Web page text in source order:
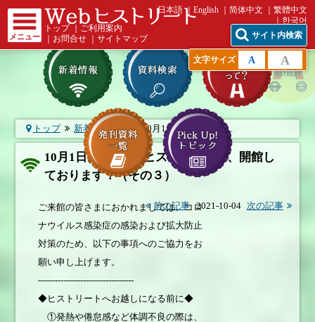
メニュー
トップ
ご利用案内
お問合せ ｜サイトマップ
日本語 English 简体中文
繁體中文
한국어
サイト内検索
文字サイズ A A
トップ 新着情報一覧 10月1日(金)より「ヒ...
10月1日(金)より「ヒストリート」、開館し
ております！（その３）
前の記事 2021-10-04 次の記事
ご来館の皆さまにおかれましては、コロ
ナウイルス感染症の感染および拡大防止
対策のため、以下の事項へのご協力をお
願い申し上げます。
----------------------------------
◆ヒストリートへお越しになる前に◆
①発熱や倦怠感など体調不良の際は、